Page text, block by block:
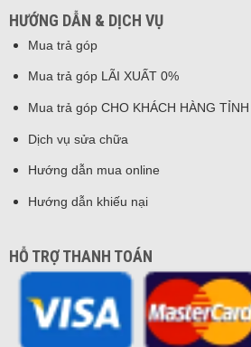
HƯỚNG DẪN & DỊCH VỤ
Mua trả góp
Mua trả góp LÃI XUẤT 0%
Mua trả góp CHO KHÁCH HÀNG TỈNH
Dịch vụ sửa chữa
Hướng dẫn mua online
Hướng dẫn khiếu nại
HỖ TRỢ THANH TOÁN